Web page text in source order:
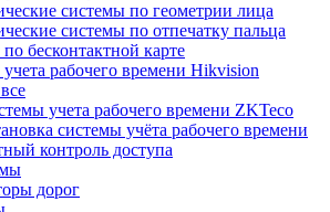
системы по геометрии лица
системы по отпечатку пальца
бесконтактной карте
рабочего времени Hikvision
учета рабочего времени ZKTeco
системы учёта рабочего времени
контроль доступа
дорог